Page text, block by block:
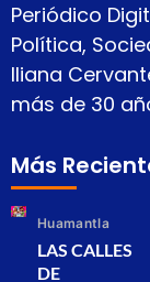
Periódico
Política,
Iliana
más de 30
Más
Huamantla
LAS CALLES
DE